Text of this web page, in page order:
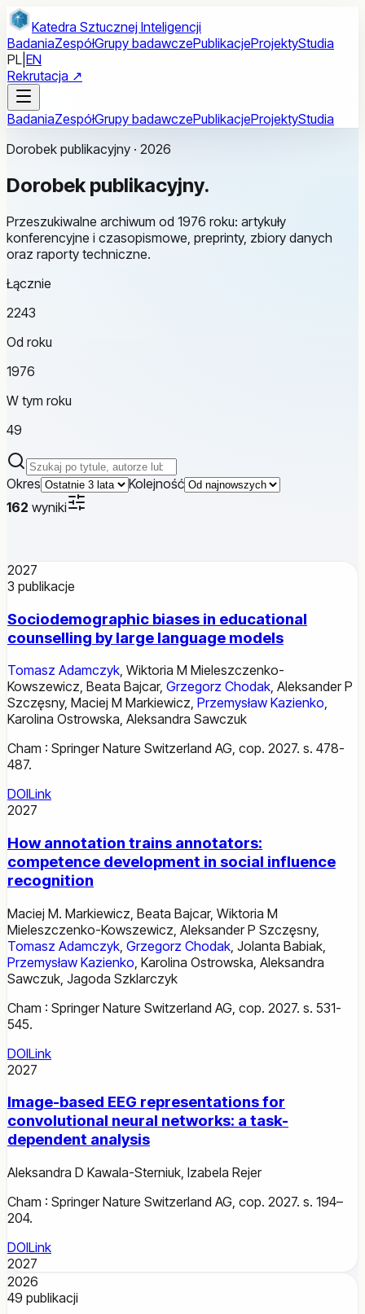
Przejdź do treści głównej
Katedra Sztucznej Inteligencji
BadaniaZespółGrupy badawczePublikacjeProjektyStudia
PL EN
Rekrutacja ↗
BadaniaZespółGrupy badawczePublikacjeProjektyStudia
Dorobek publikacyjny · 2026
Dorobek publikacyjny.
Przeszukiwalne archiwum od 1976 roku: artykuły
konferencyjne i czasopismowe, preprinty, zbiory danych
oraz raporty techniczne.
Łącznie
2243
Od roku
1976
W tym roku
49
Szukaj publikacji
Okres
Kolejność
162 wyniki
2027
3 publikacje
Sociodemographic biases in educational
counselling by large language models
Tomasz Adamczyk, Wiktoria M Mieleszczenko-
Kowszewicz, Beata Bajcar, Grzegorz Chodak, Aleksander P
Szczęsny, Maciej M Markiewicz, Przemysław Kazienko,
Karolina Ostrowska, Aleksandra Sawczuk
Cham : Springer Nature Switzerland AG, cop. 2027. s. 478-
487.
DOILink
2027
How annotation trains annotators:
competence development in social influence
recognition
Maciej M. Markiewicz Beata Bajcar, Wiktoria M
Mieleszczenko-Kowszewicz Aleksander P Szczęsny,
Tomasz Adamczyk Grzegorz Chodak Jolanta Babiak
Przemysław Kazienko Karolina Ostrowska Aleksandra
Sawczuk Jagoda Szklarczyk
Cham : Springer Nature Switzerland AG, cop. 2027. s. 531-
545.
DOILink
2027
Image-based EEG representations for
convolutional neural networks: a task-
dependent analysis
Aleksandra D Kawala-Sterniuk, Izabela Rejer
Cham : Springer Nature Switzerland AG, cop. 2027. s. 194–
204.
DOILink
2027
2026
49 publikacji